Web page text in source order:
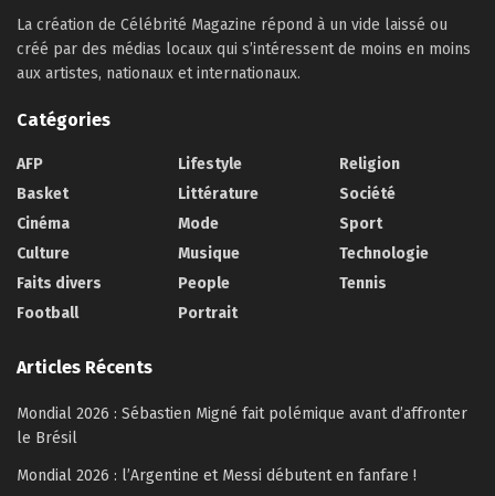
La création de Célébrité Magazine répond à un vide laissé ou
créé par des médias locaux qui s’intéressent de moins en moins
aux artistes, nationaux et internationaux.
Catégories
AFP
Basket
Cinéma
Culture
Faits divers
Football
Lifestyle
Littérature
Mode
Musique
People
Portrait
Religion
Société
Sport
Technologie
Tennis
Articles Récents
Mondial 2026 : Sébastien Migné fait polémique avant d’affronter
le Brésil
Mondial 2026 : l’Argentine et Messi débutent en fanfare !